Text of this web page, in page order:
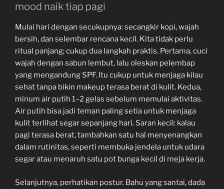
mood naik tiap pagi
Mulai hari dengan secukupnya: secangkir kopi, wajah
bersih, dan selembar rencana kecil. Kita tidak perlu
ritual panjang; cukup dua langkah praktis. Pertama, cuci
wajah dengan sabun lembut, lalu oleskan pelembap
yang mengandung SPF. Itu cukup untuk menjaga kilau
sehat tanpa bikin makeup terasa berat di kulit. Kedua,
minum air putih 1–2 gelas sebelum memulai aktivitas.
Air putih bisa jadi teman paling setia untuk menjaga
kulit terlihat segar sepanjang hari. Saran kecil: kalau
pagi terasa berat, tambahkan satu hal menyenangkan
dalam rutinitas, seperti membuka jendela untuk udara
segar atau menaruh satu pot bunga kecil di meja kerja.
Selanjutnya, perhatikan postur. Bahu yang santai, dada